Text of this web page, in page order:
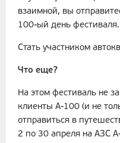
взаимной, вы
100-ый день фестиваля.
Стать участником
Что еще?
На этом фестиваль не
клиенты А-100 (и не
отправиться в
2 по 30 апреля на АЗС